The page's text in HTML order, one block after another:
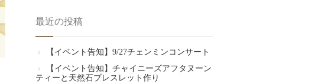
最近の投稿
【イベント告知】9/27チェンミンコンサート
【イベント告知】チャイニーズアフタヌーン
ティーと天然石ブレスレット作り